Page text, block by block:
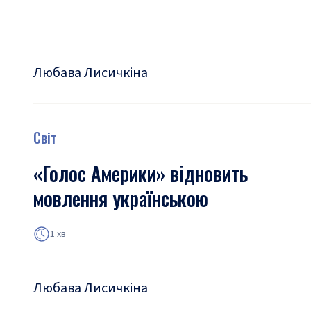
Любава Лисичкіна
Світ
«Голос Америки» відновить
мовлення українською
1 хв
Любава Лисичкіна